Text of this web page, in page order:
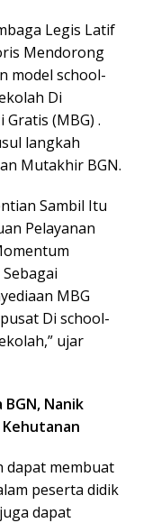
Legis Latif
Mendorong
model school-
Di
(MBG) .
langkah
Mutakhir BGN.
Sambil Itu
Pelayanan
MBG
Di school-
ujar
BGN, Nanik
Kehutanan
dapat membuat
peserta didik
dapat